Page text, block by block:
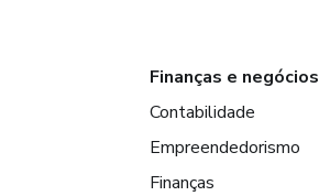
Finanças e negócios
Contabilidade
Empreendedorismo
Finanças